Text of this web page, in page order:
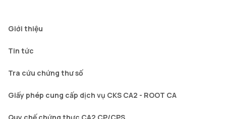
Giới thiệu
Tin tức
Tra cứu chứng thư số
Giấy phép cung cấp dịch vụ CKS CA2 - ROOT CA
Quy chế chứng thực CA2 CP/CPS